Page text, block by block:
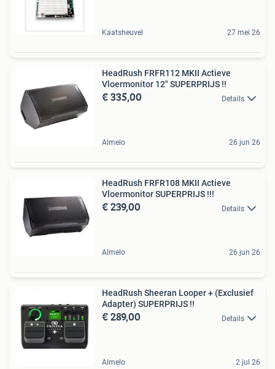
Kaatsheuvel 27 mei 26
HeadRush FRFR112 MKII Actieve
Vloermonitor 12" SUPERPRIJS !!
€ 335,00 Details
Almelo 26 jun 26
HeadRush FRFR108 MKII Actieve
Vloermonitor SUPERPRIJS !!!
€ 239,00 Details
Almelo 26 jun 26
HeadRush Sheeran Looper + (Exclusief
Adapter) SUPERPRIJS !!
€ 289,00 Details
Almelo 2 jul 26